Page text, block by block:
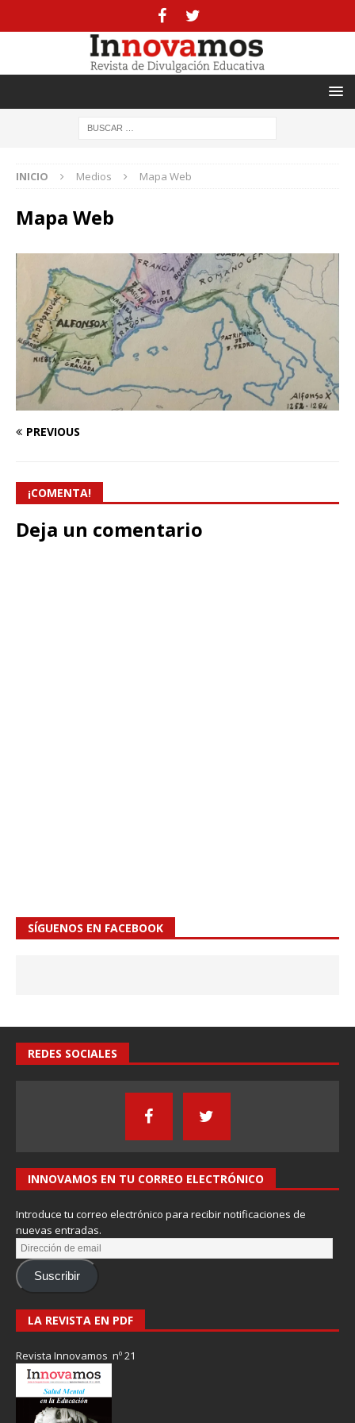
INICIO Medios Mapa Web
Mapa Web
PREVIOUS
¡COMENTA!
Deja un comentario
SÍGUENOS EN FACEBOOK
REDES SOCIALES
INNOVAMOS EN TU CORREO ELECTRÓNICO
Introduce tu correo electrónico para recibir notificaciones de
nuevas entradas.
Suscribir
LA REVISTA EN PDF
Revista Innovamos nº 21